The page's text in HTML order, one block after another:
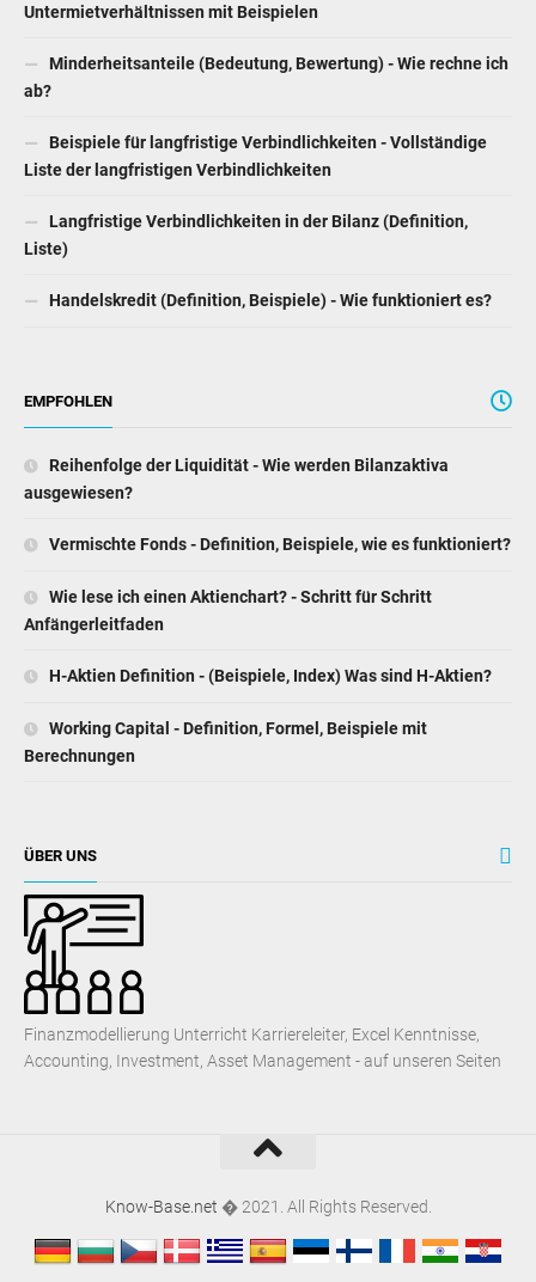
Untermietverhältnissen mit Beispielen
Minderheitsanteile (Bedeutung, Bewertung) - Wie rechne ich
ab?
Beispiele für langfristige Verbindlichkeiten - Vollständige
Liste der langfristigen Verbindlichkeiten
Langfristige Verbindlichkeiten in der Bilanz (Definition,
Liste)
Handelskredit (Definition, Beispiele) - Wie funktioniert es?
EMPFOHLEN
Reihenfolge der Liquidität - Wie werden Bilanzaktiva
ausgewiesen?
Vermischte Fonds - Definition, Beispiele, wie es funktioniert?
Wie lese ich einen Aktienchart? - Schritt für Schritt
Anfängerleitfaden
H-Aktien Definition - (Beispiele, Index) Was sind H-Aktien?
Working Capital - Definition, Formel, Beispiele mit
Berechnungen
ÜBER UNS
Finanzmodellierung Unterricht Karriereleiter, Excel Kenntnisse,
Accounting, Investment, Asset Management - auf unseren Seiten
Know-Base.net � 2021. All Rights Reserved.